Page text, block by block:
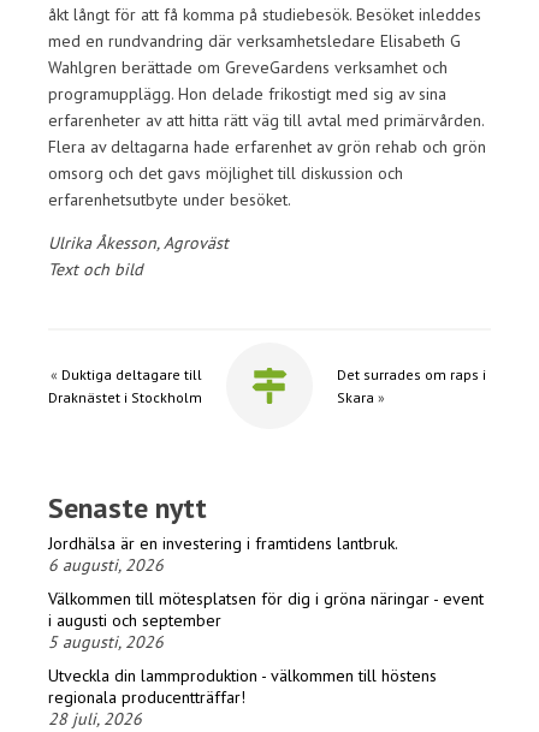
åkt långt för att få komma på studiebesök. Besöket inleddes
med en rundvandring där verksamhetsledare Elisabeth G
Wahlgren berättade om GreveGardens verksamhet och
programupplägg. Hon delade frikostigt med sig av sina
erfarenheter av att hitta rätt väg till avtal med primärvården.
Flera av deltagarna hade erfarenhet av grön rehab och grön
omsorg och det gavs möjlighet till diskussion och
erfarenhetsutbyte under besöket.
Ulrika Åkesson, Agroväst
Text och bild
« Duktiga deltagare till
Draknästet i Stockholm
Det surrades om raps i
Skara »
Senaste nytt
Jordhälsa är en investering i framtidens lantbruk.
6 augusti, 2026
Välkommen till mötesplatsen för dig i gröna näringar - event
i augusti och september
5 augusti, 2026
Utveckla din lammproduktion - välkommen till höstens
regionala producentträffar!
28 juli, 2026